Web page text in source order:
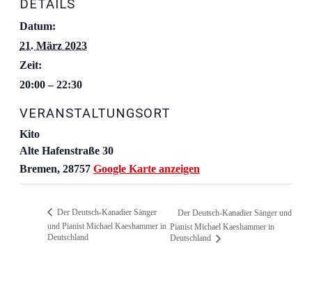
DETAILS
Datum:
21. März 2023
Zeit:
20:00 – 22:30
VERANSTALTUNGSORT
Kito
Alte Hafenstraße 30
Bremen, 28757 Google Karte anzeigen
Der Deutsch-Kanadier Sänger
und Pianist Michael Kaeshammer in
Deutschland
Der Deutsch-Kanadier Sänger und
Pianist Michael Kaeshammer in
Deutschland